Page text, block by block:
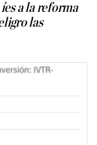
a la reforma
las